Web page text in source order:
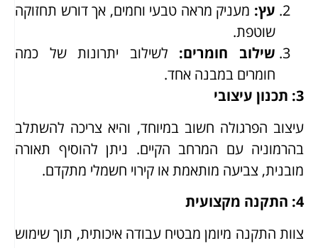
עץ: מעניק מראה טבעי וחמים, אך דורש תחזוקה
שוטפת.
שילוב חומרים: לשילוב יתרונות של כמה
חומרים במבנה אחד.
3: תכנון עיצובי
עיצוב הפרגולה חשוב במיוחד, והיא צריכה להשתלב
בהרמוניה עם המרחב הקיים. ניתן להוסיף תאורה
מובנית, צביעה מותאמת או קירוי חשמלי מתקדם.
4: התקנה מקצועית
צוות התקנה מיומן מבטיח עבודה איכותית, תוך שימוש